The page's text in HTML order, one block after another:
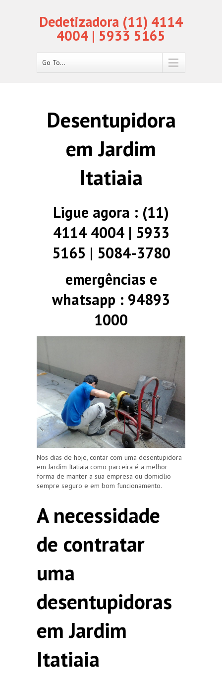
Dedetizadora (11) 4114
4004 | 5933 5165
Go To...
Desentupidora
em Jardim
Itatiaia
Ligue agora : (11)
4114 4004 | 5933
5165 | 5084-3780
emergências e
whatsapp : 94893
1000
Nos dias de hoje, contar com uma desentupidora
em Jardim Itatiaia como parceira é a melhor
forma de manter a sua empresa ou domicílio
sempre seguro e em bom funcionamento.
A necessidade
de contratar
uma
desentupidoras
em Jardim
Itatiaia